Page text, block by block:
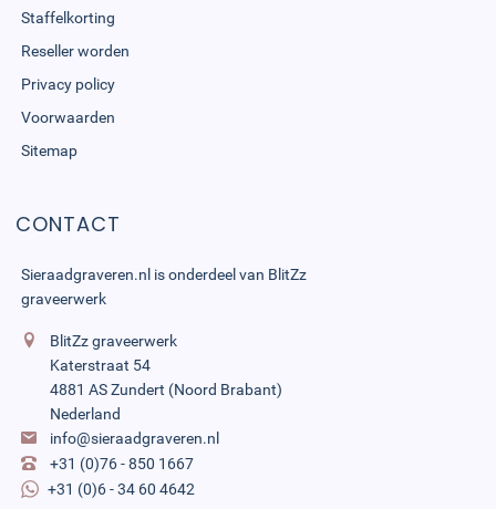
Staffelkorting
Reseller worden
Privacy policy
Voorwaarden
Sitemap
CONTACT
Sieraadgraveren.nl is onderdeel van BlitZz
graveerwerk
BlitZz graveerwerk
Katerstraat 54
4881 AS Zundert (Noord Brabant)
Nederland
info@sieraadgraveren.nl
+31 (0)76 - 850 1667
+31 (0)6 - 34 60 4642